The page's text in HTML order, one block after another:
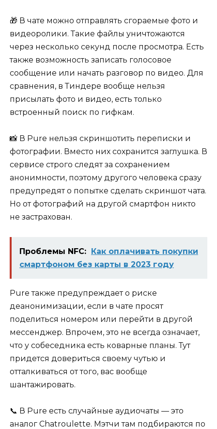
🎁 В чате можно отправлять сгораемые фото и
видеоролики. Такие файлы уничтожаются
через несколько секунд после просмотра. Есть
также возможность записать голосовое
сообщение или начать разговор по видео. Для
сравнения, в Тиндере вообще нельзя
присылать фото и видео, есть только
встроенный поиск по гифкам.
📸 В Pure нельзя скриншотить переписки и
фотографии. Вместо них сохранится заглушка. В
сервисе строго следят за сохранением
анонимности, поэтому другого человека сразу
предупредят о попытке сделать скриншот чата.
Но от фотографий на другой смартфон никто
не застрахован.
Проблемы NFC: Как оплачивать покупки
смартфоном без карты в 2023 году
Pure также предупреждает о риске
деанонимизации, если в чате просят
поделиться номером или перейти в другой
мессенджер. Впрочем, это не всегда означает,
что у собеседника есть коварные планы. Тут
придется довериться своему чутью и
отталкиваться от того, вас вообще
шантажировать.
📞 В Pure есть случайные аудиочаты — это
аналог Chatroulette. Мэтчи там подбираются по